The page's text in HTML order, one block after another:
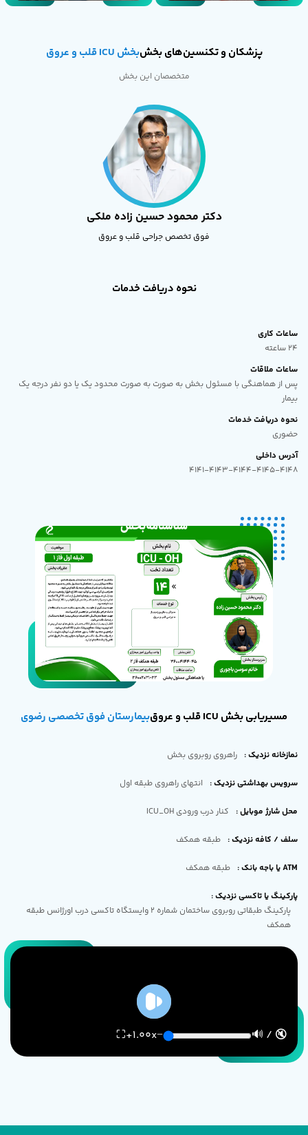
پزشکان و تکنسین‌های بخشبخش ICU قلب و عروق
متخصصان این بخش
دکتر محمود حسین زاده ملکی
فوق تخصص جراحی قلب و عروق
نحوه دریافت خدمات
ساعات کاری
24 ساعته
ساعات ملاقات
پس از هماهنگی با مسئول بخش به صورت به صورت محدود یک یا دو نفر درجه یک
بیمار
نحوه دریافت خدمات
حضوری
آدرس داخلی
4141-4143-4144-4145-4148
مسیریابی بخش ICU قلب و عروق بیمارستان فوق تخصصی رضوی
نمازخانه نزدیک: راهروی روبروی بخش
سرویس بهداشتی نزدیک: انتهای راهروی طبقه اول
محل شارژ موبایل: کنار درب ورودی ICU_OH
سلف / کافه نزدیک: طبقه همکف
ATM یا باجه بانک : طبقه همکف
پارکینگ یا تاکسی نزدیک:
پارکینگ طبقاتی روبروی ساختمان شماره 2 وایستگاه تاکسی درب اورژانس طبقه
همکف
🔇 / 🔊
−
1.00x
+
⛶